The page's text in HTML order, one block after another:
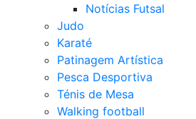
Notícias Futsal
Judo
Karaté
Patinagem Artística
Pesca Desportiva
Ténis de Mesa
Walking football